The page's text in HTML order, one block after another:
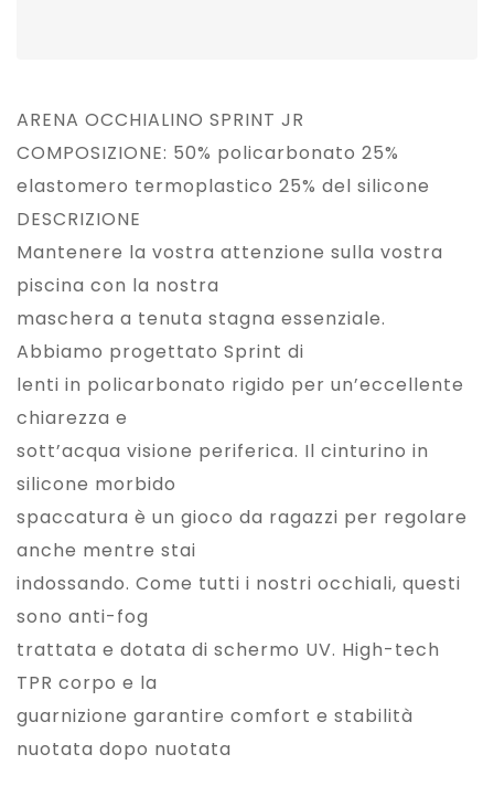
ARENA OCCHIALINO SPRINT JR
COMPOSIZIONE: 50% policarbonato 25%
elastomero termoplastico 25% del silicone
DESCRIZIONE
Mantenere la vostra attenzione sulla vostra
piscina con la nostra
maschera a tenuta stagna essenziale.
Abbiamo progettato Sprint di
lenti in policarbonato rigido per un’eccellente
chiarezza e
sott’acqua visione periferica. Il cinturino in
silicone morbido
spaccatura è un gioco da ragazzi per regolare
anche mentre stai
indossando. Come tutti i nostri occhiali, questi
sono anti-fog
trattata e dotata di schermo UV. High-tech
TPR corpo e la
guarnizione garantire comfort e stabilità
nuotata dopo nuotata